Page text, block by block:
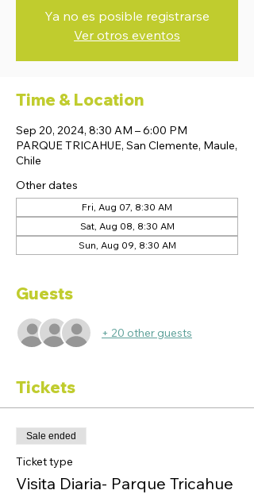
Ya no es posible registrarse
Ver otros eventos
Time & Location
Sep 20, 2024, 8:30 AM – 6:00 PM
PARQUE TRICAHUE, San Clemente, Maule,
Chile
Other dates
Fri, Aug 07, 8:30 AM
Sat, Aug 08, 8:30 AM
Sun, Aug 09, 8:30 AM
Guests
+ 20 other guests
Tickets
Sale ended
Ticket type
Visita Diaria- Parque Tricahue